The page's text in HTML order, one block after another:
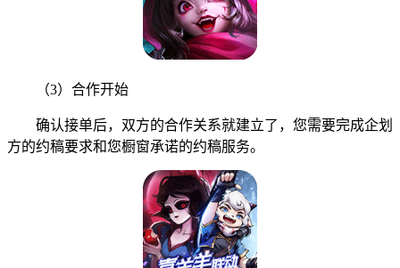
（3）合作开始
确认接单后，双方的合作关系就建立了，您需要完成企划
方的约稿要求和您橱窗承诺的约稿服务。